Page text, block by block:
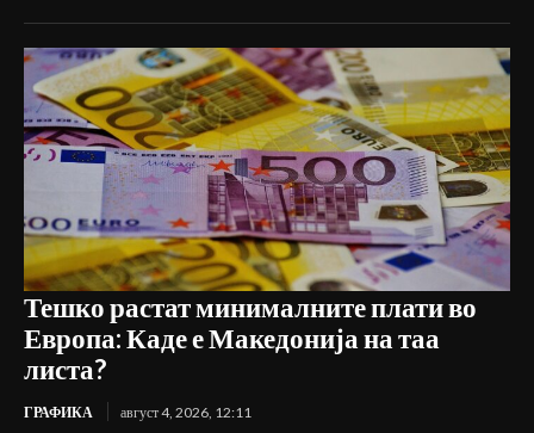
Тешко растат минималните плати во
Европа: Каде е Македонија на таа
листа?
ГРАФИКА август 4, 2026, 12:11